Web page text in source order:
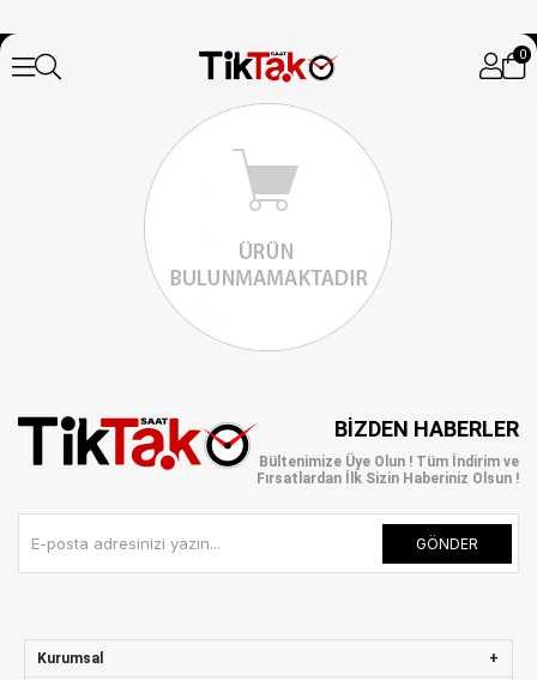
0
BIZDEN HABERLER
Bültenimize Üye Olun ! Tüm İndirim ve
Fırsatlardan İlk Sizin Haberiniz Olsun !
GÖNDER
Kurumsal